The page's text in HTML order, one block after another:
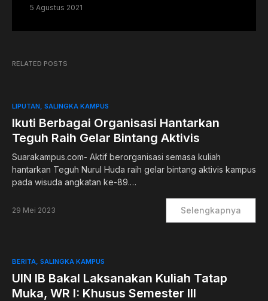
5 Agustus 2021
RELATED POSTS
LIPUTAN SALINGKA KAMPUS
Ikuti Berbagai Organisasi Hantarkan
Teguh Raih Gelar Bintang Aktivis
Suarakampus.com- Aktif berorganisasi semasa kuliah
hantarkan Teguh Nurul Huda raih gelar bintang aktivis kampus
pada wisuda angkatan ke-89.…
29 Mei 2023 Selengkapnya
BERITA SALINGKA KAMPUS
UIN IB Bakal Laksanakan Kuliah Tatap
Muka, WR I: Khusus Semester III